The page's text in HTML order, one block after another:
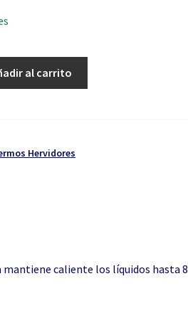
al carrito
Hervidores
mantiene caliente los líquidos hasta 8